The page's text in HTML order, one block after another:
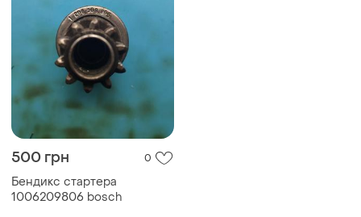
500 грн 0
Бендикс стартера
1006209806 bosch